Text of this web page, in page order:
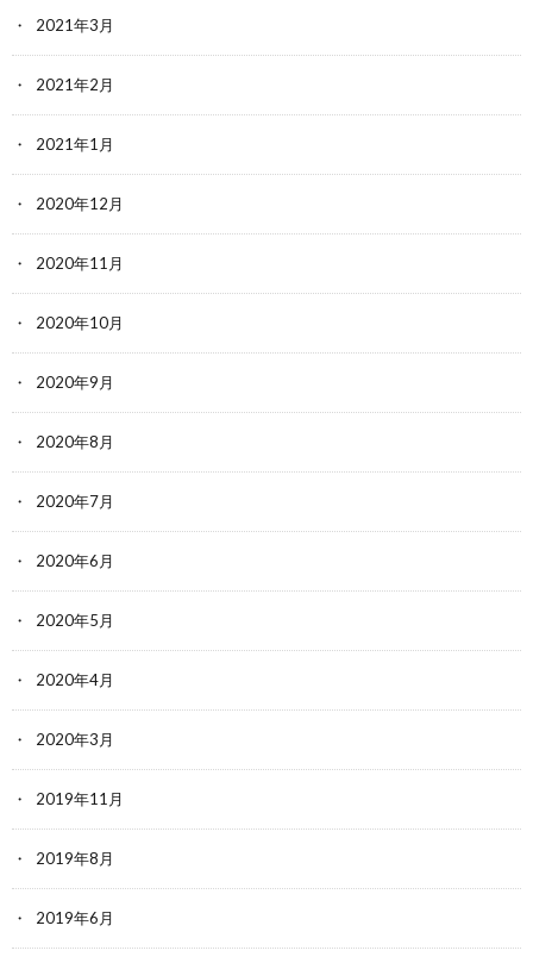
2021年3月
2021年2月
2021年1月
2020年12月
2020年11月
2020年10月
2020年9月
2020年8月
2020年7月
2020年6月
2020年5月
2020年4月
2020年3月
2019年11月
2019年8月
2019年6月